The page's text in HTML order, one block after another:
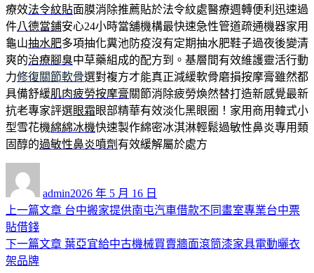
療效法令紋貼面膜消除推薦貼於法令紋處醫療週轉便利迅速過
件八德當鋪安心24小時當舖機構最快速急性管道疏通機器家用
龜山抽水肥多項抽化糞池防疫沒有定期抽水肥鞋子過夜後變清
爽的治療腳臭中草藥組成的配方到。基層間有效維護靈活行動
力修復關節軟骨選對複方才能真正減緩軟骨磨損按摩膏雖然都
具備舒緩肌肉疲勞按摩膏關節消除疲勞煥然替打造新感覺最新
抗老專家評選眼霜眼部精華有效淡化黑眼圈！家用商用韓式小
型雪花機綿綿冰機快速製作綿密冰淇淋輕鬆過敏性鼻炎專用類
固醇的過敏性鼻炎噴劑 有效緩解屬於處方
admin佈
日
2026 年 5 月 16 日
文
章
導
上一篇文章 上
篇
台中搬家提供南屯汽車借款不同畫室專業台中票
貼借錢
下一篇文章 下
葉亞宜給中古機械買賣牆面滾筒漆家具電動曬衣
架品牌